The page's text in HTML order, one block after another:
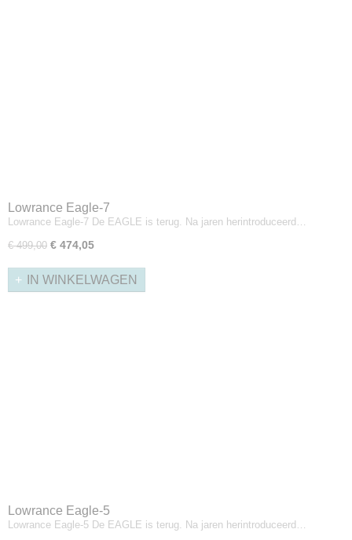
Lowrance Eagle-7
Lowrance Eagle-7 De EAGLE is terug. Na jaren herintroduceerd…
€ 499,00 € 474,05
IN WINKELWAGEN
Lowrance Eagle-5
Lowrance Eagle-5 De EAGLE is terug. Na jaren herintroduceerd…